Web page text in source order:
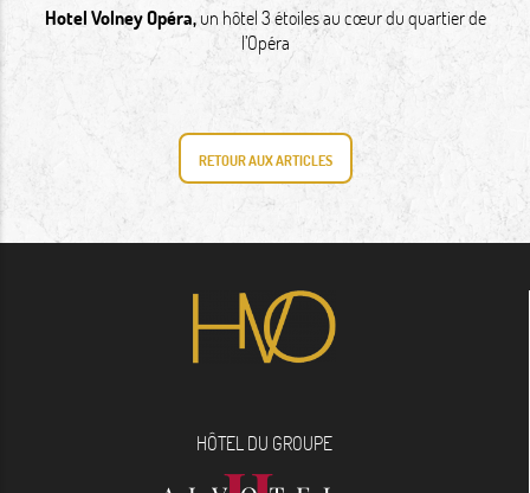
Hotel Volney Opéra,un hôtel 3 étoiles au cœur du quartier de
l’Opéra
RETOUR AUX ARTICLES
HÔTEL DU GROUPE